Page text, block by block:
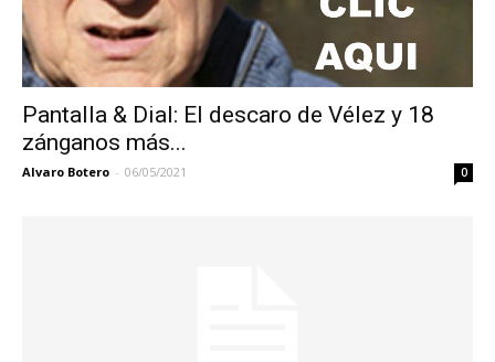
Pantalla & Dial: El descaro de Vélez y 18
zánganos más...
Alvaro Botero - 06/05/2021 0